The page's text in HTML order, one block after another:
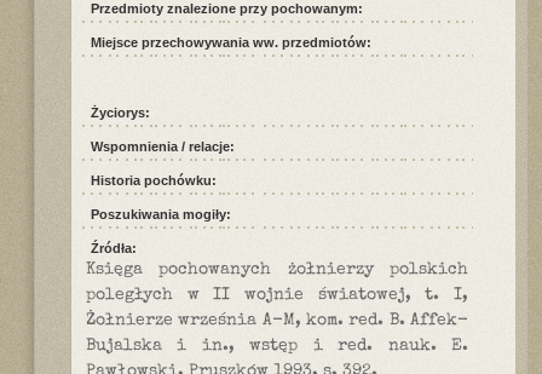
Przedmioty znalezione przy pochowanym:
Miejsce przechowywania ww. przedmiotów:
Życiorys:
Wspomnienia / relacje:
Historia pochówku:
Poszukiwania mogiły:
Źródła:
Księga pochowanych żołnierzy polskich
poległych w II wojnie światowej, t. I,
Żołnierze września A-M, kom. red. B. Affek-
Bujalska i in., wstęp i red. nauk. E.